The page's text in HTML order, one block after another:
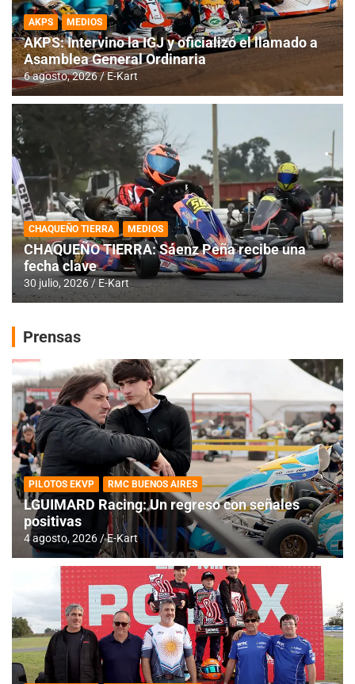
AKPS MEDIOS
AKPS: Intervino la IGJ y oficializó el llamado a
Asamblea General Ordinaria
6 agosto, 2026 E-Kart
CHAQUEÑO TIERRA MEDIOS
CHAQUEÑO TIERRA: Sáenz Peña recibe una
fecha clave
30 julio, 2026 E-Kart
Prensas
PILOTOS EKVP RMC BUENOS AIRES
LGUIMARD Racing: Un regreso con señales
positivas
4 agosto, 2026 E-Kart